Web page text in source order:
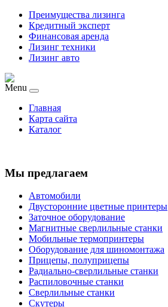
Преимущества лизинга
Кредитный эксперт
Финансовая аренда
Лизинг техники
Лизинг авто
Menu
Главная
Карта сайта
Каталог
Мы предлагаем
Автомобили
Двусторонние цветные принтеры
Заточное оборудование
Магнитные сверлильные станки
Мобильные термопринтеры
Оборудование для шиномонтажа
Прицепы, полуприцепы
Радиально-сверлильные станки
Распиловочные станки
Сверлильные станки
Скутеры